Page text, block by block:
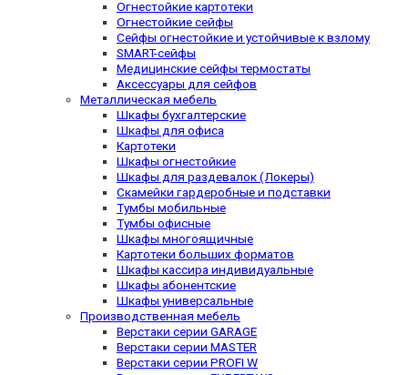
Огнестойкие картотеки
Огнестойкие сейфы
Сейфы огнестойкие и устойчивые к взлому
SMART-сейфы
Медицинские сейфы термостаты
Аксессуары для сейфов
Металлическая мебель
Шкафы бухгалтерские
Шкафы для офиса
Картотеки
Шкафы огнестойкие
Шкафы для раздевалок (Локеры)
Скамейки гардеробные и подставки
Тумбы мобильные
Тумбы офисные
Шкафы многоящичные
Картотеки больших форматов
Шкафы кассира индивидуальные
Шкафы абонентские
Шкафы универсальные
Производственная мебель
Верстаки серии GARAGE
Верстаки серии MASTER
Верстаки серии PROFI W